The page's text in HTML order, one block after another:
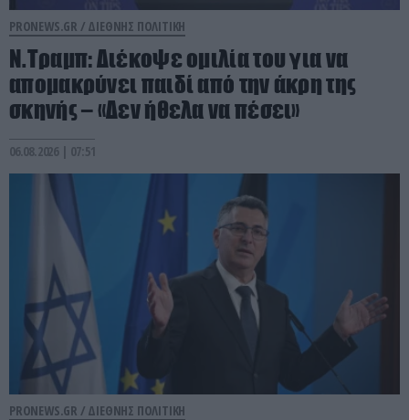
PRONEWS.GR / ΔΙΕΘΝΗΣ ΠΟΛΙΤΙΚΗ
Ν.Τραμπ: Διέκοψε ομιλία του για να
απομακρύνει παιδί από την άκρη της
σκηνής – «Δεν ήθελα να πέσει»
06.08.2026 | 07:51
PRONEWS.GR / ΔΙΕΘΝΗΣ ΠΟΛΙΤΙΚΗ